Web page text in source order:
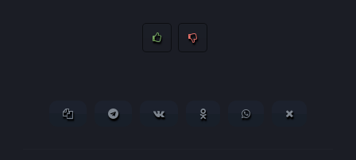
Копировать ссылкуПоделиться в Telegram
Поделиться ВКонтактеПоделиться в
Поделиться в